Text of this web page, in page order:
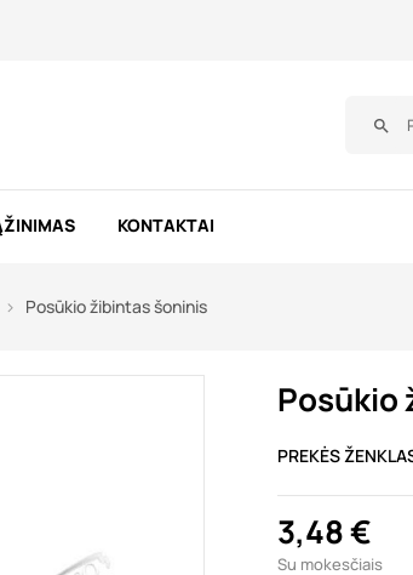
search
KONTAKTAI
Posūkio žibintas šoninis
Posūkio
PREKĖS
3,48 €
Su mokesčiais